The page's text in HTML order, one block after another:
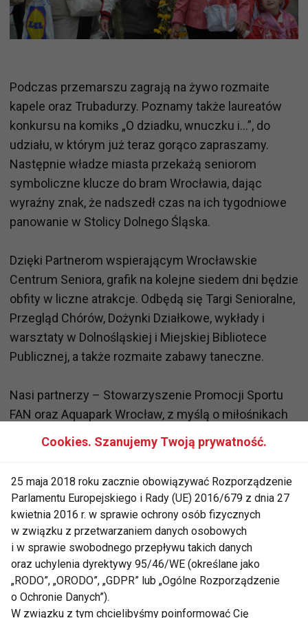
Podczas przemarszu zagrają na żywo rozmaite
kapele oraz Trubadurzy. Poznamy także laureatów
konkursu na komiks „O dziadku, wnuczku i…”, do
udziału, w którym już teraz gorąco zapraszamy.
Następnie władze miasta przekażą seniorom
symboliczne klucze do bram Wrocławia, dając
wyraźny znak, że nadszedł czas na ich tygodniowe
panowanie w Stolicy Dolnego Śląska.
Dzięki Partnerom wspierającym Wrocławskie
Centrum Seniora, grafik na kolejne siedem dni będzie
obfity w liczne atrakcje. Odbędą się Targi Senioralne,
Przegląd Chórów, Dożynki Działkowe, wykłady i
warsztaty w Dolnośląskiej i Miejskiej Bibliotece
Publicznej, a także rozmaite zabawy taneczne.
Nasi partnerzy – Stowarzyszenie Promocji Sportu
FAN oraz Aquapark Wrocław, z myślą o miłośnikach
aktywności fizycznej zorganizują Olimpiadę dla
Seniorów. W Kinie Nowe Horyzonty będzie można
osób starszych repertuaru z uwzględnieniem
specjalnych rabatów, zaś Biuro Festiwalowe IMPART
2016 pamiętając o fanach dobrej muzyki, zaprosi na
koncert Jerzego Połomskiego. Straż miejska
przygotuje wykłady na temat bezpieczeństwa,
natomiast Apteka Świętego Macieja – wykłady
poświęcone tematyce zdrowotnej.
Cookies. Szanujemy Twoją prywatność.
25 maja 2018 roku zacznie obowiązywać Rozporządzenie
Parlamentu Europejskiego i Rady (UE) 2016/679 z dnia 27
kwietnia 2016 r. w sprawie ochrony osób fizycznych
w związku z przetwarzaniem danych osobowych
i w sprawie swobodnego przepływu takich danych
oraz uchylenia dyrektywy 95/46/WE (określane jako
„RODO”, „ORODO”, „GDPR” lub „Ogólne Rozporządzenie
o Ochronie Danych”).
W związku z tym chcielibyśmy poinformować Cię